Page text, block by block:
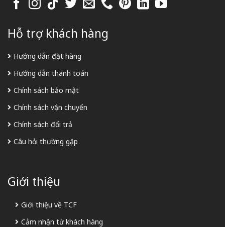
Hỗ trợ khách hàng
Hướng dẫn đặt hàng
Hướng dẫn thanh toán
Chính sách bảo mật
Chính sách vận chuyển
Chính sách đổi trả
Câu hỏi thường gặp
Giới thiệu
Giới thiệu về TCF
Cảm nhận từ khách hàng